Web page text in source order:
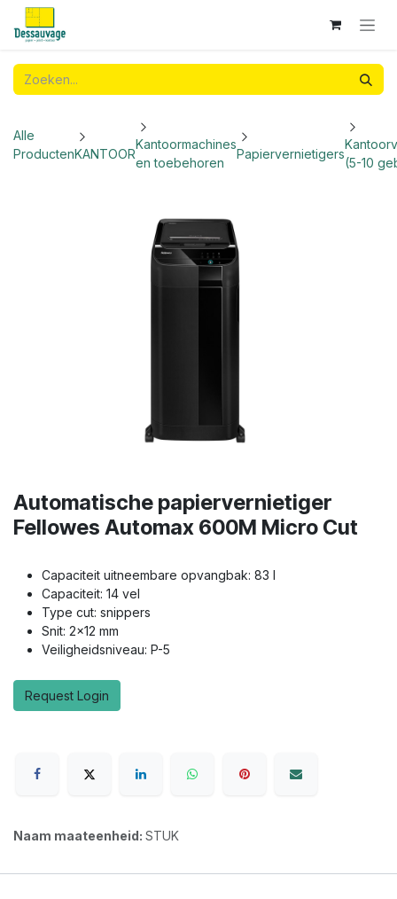
Overslaan naar inhoud
Alle
ProductenKANTOOR
Kantoormachines
en toebehoren
Papiervernietigers
(5-10
Automatische papiervernietiger
Fellowes Automax 600M Micro Cut
Capaciteit uitneembare opvangbak: 83 l
Capaciteit: 14 vel
Type cut: snippers
Snit: 2x12 mm
Veiligheidsniveau: P-5
Request Login
Naam maateenheid: STUK